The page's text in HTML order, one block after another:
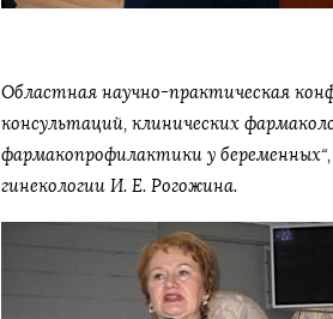
Областная научно-практическая
консультаций, клинических
фармакопрофилактики у
гинекологии И. Е. Рогожина.